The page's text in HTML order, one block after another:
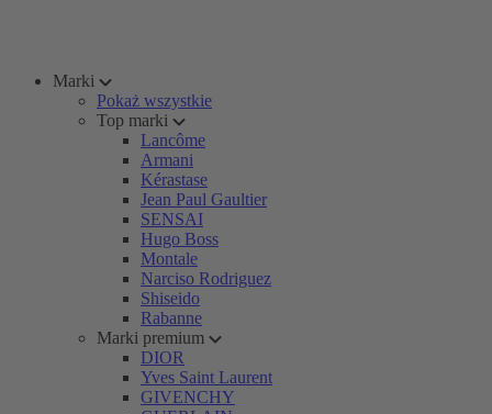
Marki
Pokaż wszystkie
Top marki
Lancôme
Armani
Kérastase
Jean Paul Gaultier
SENSAI
Hugo Boss
Montale
Narciso Rodriguez
Shiseido
Rabanne
Marki premium
DIOR
Yves Saint Laurent
GIVENCHY